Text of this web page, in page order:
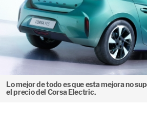
Lo mejor de todo es que esta mejora no
el precio del Corsa Electric.